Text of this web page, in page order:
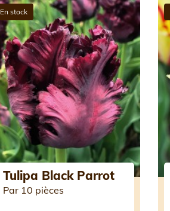
En stock
Tulipa Black Parrot
Par 10 pièces